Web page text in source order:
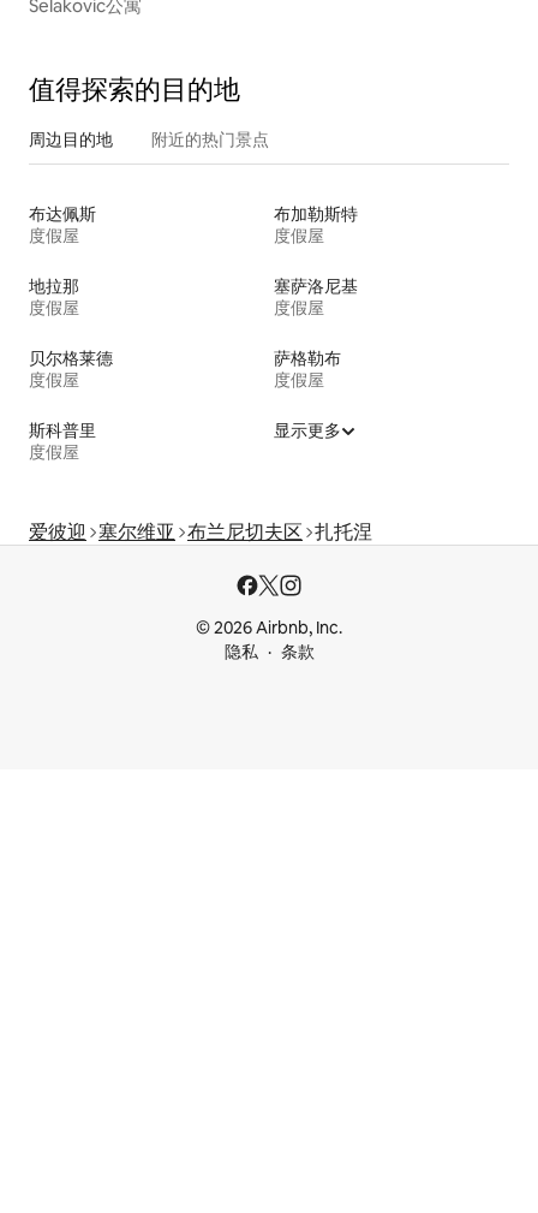
Selakovic公寓
值得探索的目的地
周边目的地 附近的热门景点
布达佩斯
度假屋
布加勒斯特
度假屋
地拉那
度假屋
塞萨洛尼基
度假屋
贝尔格莱德
度假屋
萨格勒布
度假屋
斯科普里
度假屋
显示更多
爱彼迎 塞尔维亚 布兰尼切夫区 扎托涅
© 2026 Airbnb, Inc.
隐私
条款